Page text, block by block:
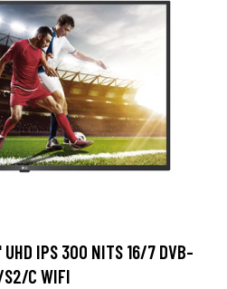
IPS 300 NITS 16/7 DVB-
C WIFI